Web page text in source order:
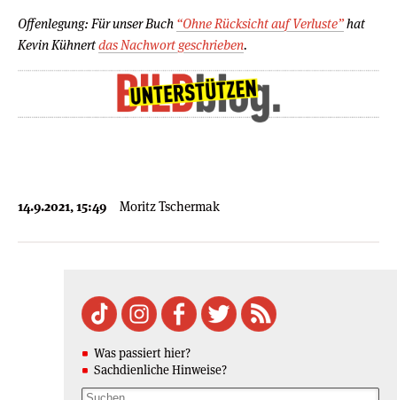
Offenlegung: Für unser Buch “Ohne Rücksicht auf Verluste”hat
Kevin Kühnertdas Nachwort geschrieben.
14.9.2021, 15:49 Moritz Tschermak
Was passiert hier?
Sachdienliche Hinweise?